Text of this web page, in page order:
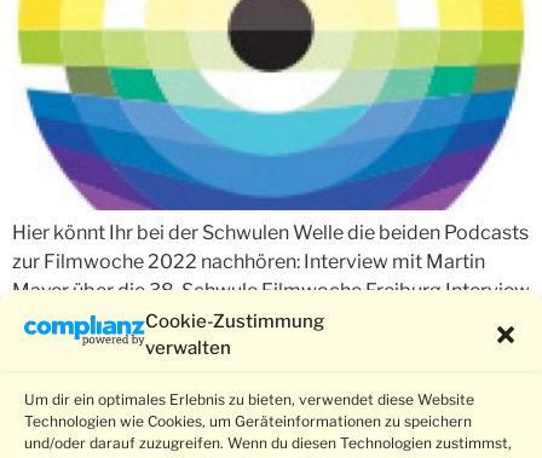
Cookie-Zustimmung
verwalten
Um dir ein optimales Erlebnis zu bieten, verwendet diese Website
Technologien wie Cookies, um Geräteinformationen zu speichern
und/oder darauf zuzugreifen. Wenn du diesen Technologien zustimmst,
Hier könnt Ihr bei der Schwulen Welle die beiden Podcasts
zur Filmwoche 2022 nachhören: Interview mit Martin
Mayer über die 38. Schwule Filmwoche Freiburg Interview
mit dem Regisseur Mirek Balonis („Tunten zwecklos“)